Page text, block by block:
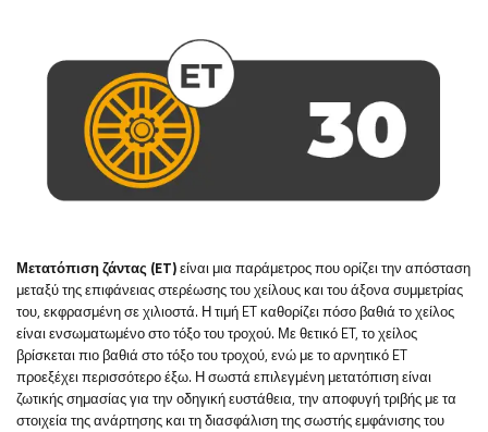
Μετατόπιση ζάντας (ET)είναι μια παράμετρος που ορίζει την απόσταση
μεταξύ της επιφάνειας στερέωσης του χείλους και του άξονα συμμετρίας
του, εκφρασμένη σε χιλιοστά. Η τιμή ET καθορίζει πόσο βαθιά το χείλος
είναι ενσωματωμένο στο τόξο του τροχού. Με θετικό ET, το χείλος
βρίσκεται πιο βαθιά στο τόξο του τροχού, ενώ με το αρνητικό ET
προεξέχει περισσότερο έξω. Η σωστά επιλεγμένη μετατόπιση είναι
ζωτικής σημασίας για την οδηγική ευστάθεια, την αποφυγή τριβής με τα
στοιχεία της ανάρτησης και τη διασφάλιση της σωστής εμφάνισης του